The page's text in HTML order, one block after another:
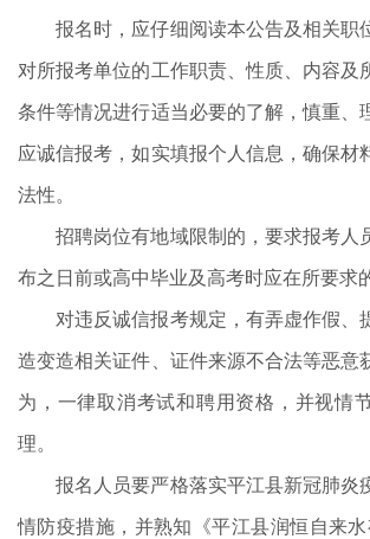
报名时，应仔细阅读本公告及相关职
对所报考单位的工作职责、性质、内容及
条件等情况进行适当必要的了解，慎重、
应诚信报考，如实填报个人信息，确保材
法性。
招聘岗位有地域限制的，要求报考人
布之日前或高中毕业及高考时应在所要求
对违反诚信报考规定，有弄虚作假、
造变造相关证件、证件来源不合法等恶意
为，一律取消考试和聘用资格，并视情
理。
报名人员要严格落实平江县新冠肺炎
情防疫措施，并熟知《平江县润恒自来